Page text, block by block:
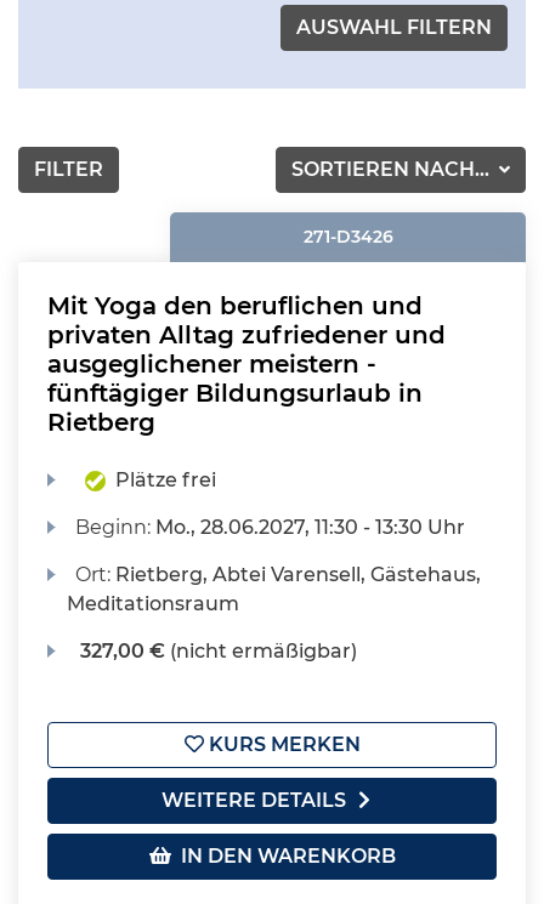
SORTIEREN NACH...
FILTER
271-D3426
Mit Yoga den beruflichen und
privaten Alltag zufriedener und
ausgeglichener meistern -
fünftägiger Bildungsurlaub in
Rietberg
Plätze frei
Beginn: Mo., 28.06.2027, 11:30 - 13:30 Uhr
Ort: Rietberg, Abtei Varensell, Gästehaus,
Meditationsraum
327,00 € (nicht ermäßigbar)
KURS MERKEN
WEITERE DETAILS
IN DEN WARENKORB